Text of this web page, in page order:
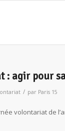
: agir pour
/ par Paris 15
volontariat de